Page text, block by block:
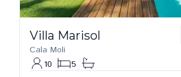
Villa Marisol
Cala Moli
10
5